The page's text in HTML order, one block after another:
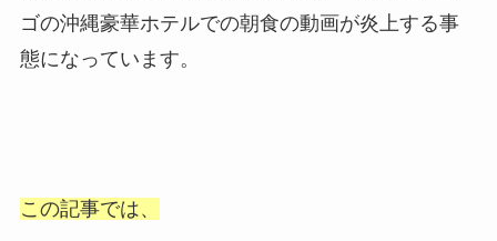
ゴの沖縄豪華ホテルでの朝食の動画が炎上する事
態になっています。
この記事では、